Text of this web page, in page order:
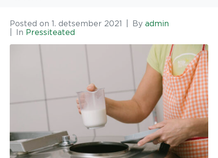
Posted on 1. detsember 2021 By admin
In Pressiteated